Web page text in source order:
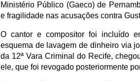
Ministério Público (Gaeco) de
e fragilidade nas acusações contra
O cantor e compositor foi incluído
esquema de lavagem de dinheiro via
da 12ª Vara Criminal do Recife,
ele, que foi revogado posteriormente